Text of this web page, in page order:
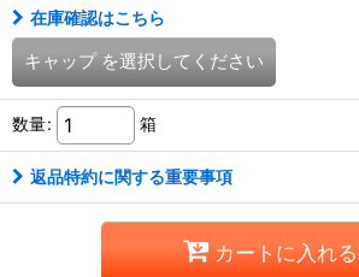
在庫確認はこちら
キャップ を選択してください
数量: 箱
返品特約に関する重要事項
カートに入れる